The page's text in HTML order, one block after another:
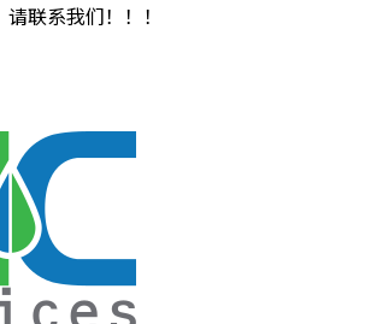
联系我们！！！